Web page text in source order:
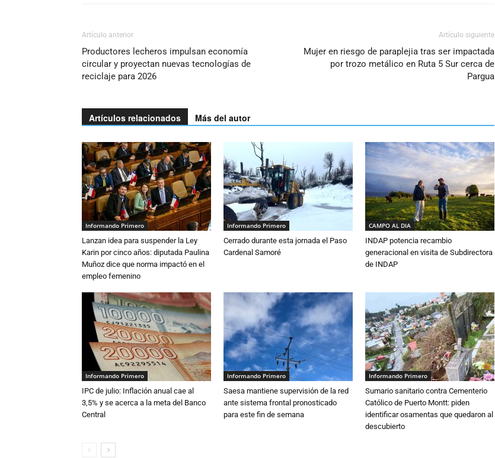
Artículo anterior
Productores lecheros impulsan economía
circular y proyectan nuevas tecnologías de
reciclaje para 2026
Artículo siguiente
Mujer en riesgo de paraplejia tras ser impactada
por trozo metálico en Ruta 5 Sur cerca de
Pargua
Artículos relacionados Más del autor
Informando Primero
Lanzan idea para suspender la Ley
Karin por cinco años: diputada Paulina
Muñoz dice que norma impactó en el
empleo femenino
Informando Primero
Cerrado durante esta jornada el Paso
Cardenal Samoré
CAMPO AL DIA
INDAP potencia recambio
generacional en visita de Subdirectora
de INDAP
Informando Primero
IPC de julio: Inflación anual cae al
3,5% y se acerca a la meta del Banco
Central
Informando Primero
Saesa mantiene supervisión de la red
ante sistema frontal pronosticado
para este fin de semana
Informando Primero
Sumario sanitario contra Cementerio
Católico de Puerto Montt: piden
identificar osamentas que quedaron al
descubierto